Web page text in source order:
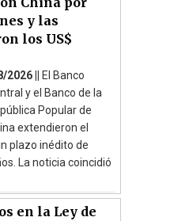
y las
los US$
2026 ||
El Banco
y el Banco de la
Popular de
extendieron el
plazo inédito de
La noticia coincidió
en la Ley de